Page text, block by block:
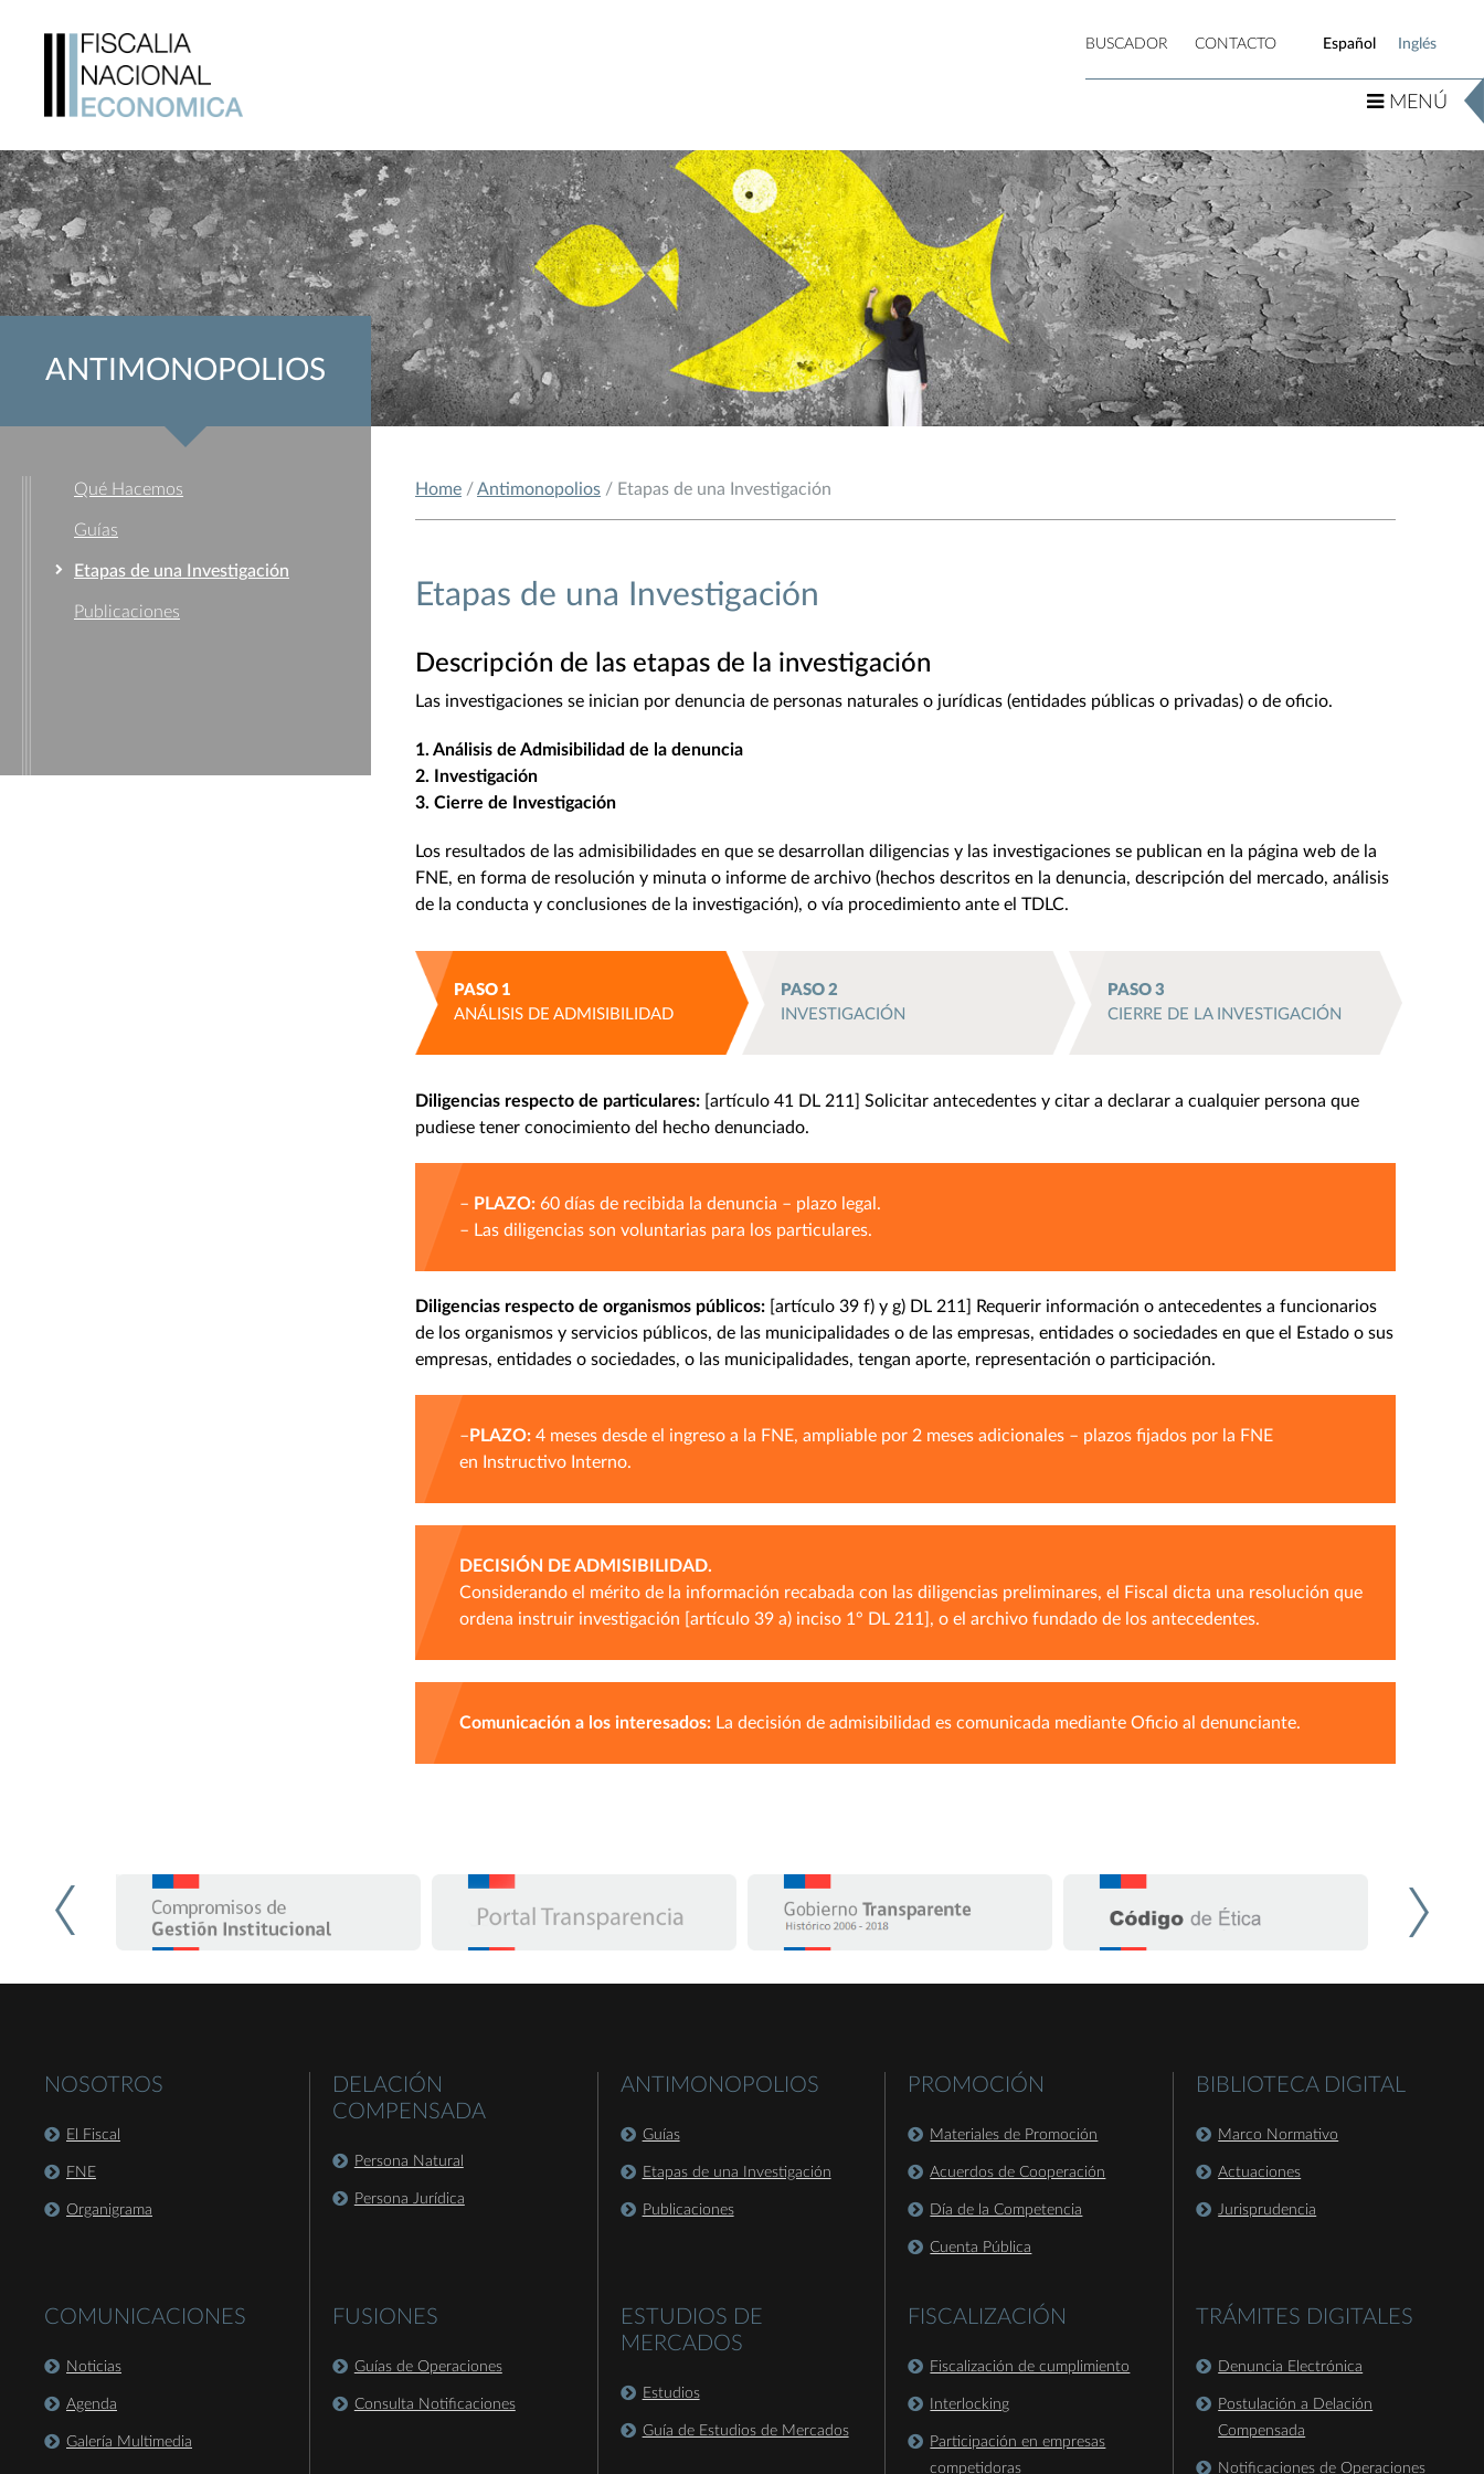
BUSCADOR CONTACTO Español Inglés
MENÚ
MENÚ
ANTIMONOPOLIOS
Qué Hacemos
Guías
Etapas de una Investigación
Publicaciones
Home / Antimonopolios / Etapas de una Investigación
Etapas de una Investigación
Descripción de las etapas de la investigación
Las investigaciones se inician por denuncia de personas naturales o jurídicas (entidades públicas o privadas) o de oficio.
1. Análisis de Admisibilidad de la denuncia
2. Investigación
3. Cierre de Investigación
Los resultados de las admisibilidades en que se desarrollan diligencias y las investigaciones se publican en la página web de la
FNE, en forma de resolución y minuta o informe de archivo (hechos descritos en la denuncia, descripción del mercado, análisis
de la conducta y conclusiones de la investigación), o vía procedimiento ante el TDLC.
PASO 1
ANÁLISIS DE ADMISIBILIDAD
PASO 2
INVESTIGACIÓN
PASO 3
CIERRE DE LA INVESTIGACIÓN
Diligencias respecto de particulares: [artículo 41 DL 211] Solicitar antecedentes y citar a declarar a cualquier persona que
pudiese tener conocimiento del hecho denunciado.
– PLAZO: 60 días de recibida la denuncia – plazo legal.
– Las diligencias son voluntarias para los particulares.
Diligencias respecto de organismos públicos: [artículo 39 f) y g) DL 211] Requerir información o antecedentes a funcionarios
de los organismos y servicios públicos, de las municipalidades o de las empresas, entidades o sociedades en que el Estado o sus
empresas, entidades o sociedades, o las municipalidades, tengan aporte, representación o participación.
– PLAZO: 4 meses desde el ingreso a la FNE, ampliable por 2 meses adicionales – plazos fijados por la FNE
en Instructivo Interno.
DECISIÓN DE ADMISIBILIDAD.
Considerando el mérito de la información recabada con las diligencias preliminares, el Fiscal dicta una resolución que
ordena instruir investigación [artículo 39 a) inciso 1° DL 211], o el archivo fundado de los antecedentes.
Comunicación a los interesados: La decisión de admisibilidad es comunicada mediante Oficio al denunciante.
NOSOTROS
El Fiscal
FNE
Organigrama
COMUNICACIONES
Noticias
Agenda
Galería Multimedia
DELACIÓN
COMPENSADA
Persona Natural
Persona Jurídica
FUSIONES
Guías de Operaciones
Consulta Notificaciones
ANTIMONOPOLIOS
Guías
Etapas de una Investigación
Publicaciones
ESTUDIOS DE
MERCADOS
Estudios
Guía de Estudios de Mercados
PROMOCIÓN
Materiales de Promoción
Acuerdos de Cooperación
Día de la Competencia
Cuenta Pública
FISCALIZACIÓN
Fiscalización de cumplimiento
Interlocking
Participación en empresas
competidoras
BIBLIOTECA DIGITAL
Marco Normativo
Actuaciones
Jurisprudencia
TRÁMITES DIGITALES
Denuncia Electrónica
Postulación a Delación
Compensada
Notificaciones de Operaciones